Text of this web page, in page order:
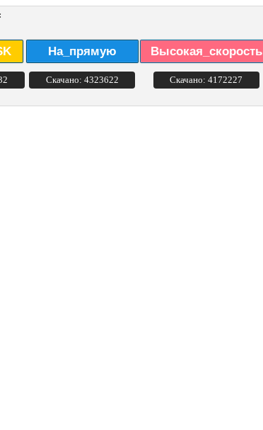
На_прямую
Скачано: 4323622
Высокая_скорость
Скачано: 4172227